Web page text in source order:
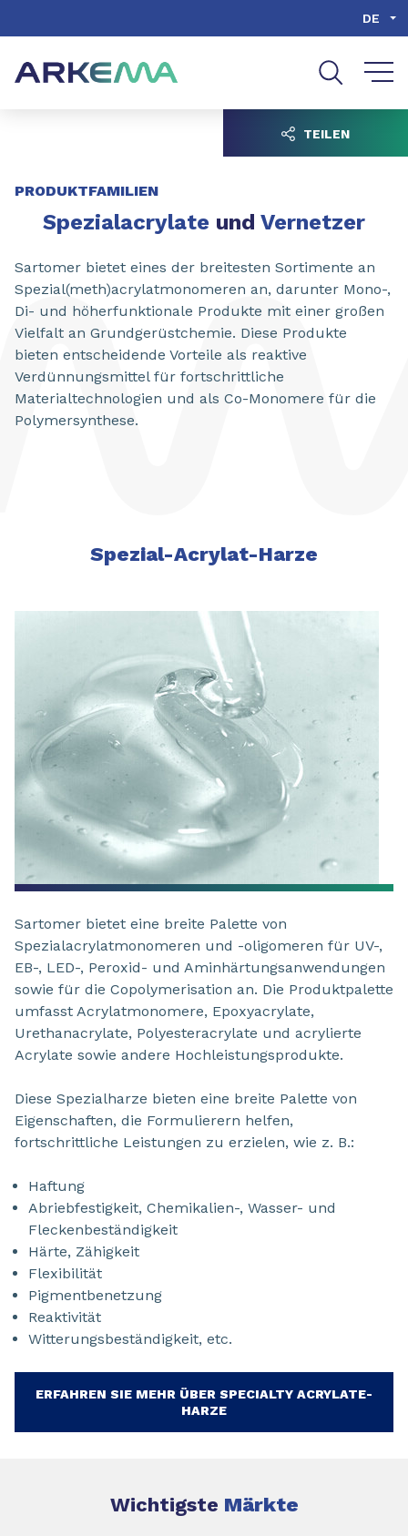
DE
PRODUKTFAMILIEN
Spezialacrylate und Vernetzer
Sartomer bietet eines der breitesten Sortimente an
Spezial(meth)acrylatmonomeren an, darunter Mono-,
Di- und höherfunktionale Produkte mit einer großen
Vielfalt an Grundgerüstchemie. Diese Produkte
bieten entscheidende Vorteile als reaktive
Verdünnungsmittel für fortschrittliche
Materialtechnologien und als Co-Monomere für die
Polymersynthese.
TEILEN
Spezial-Acrylat-Harze
Sartomer bietet eine breite Palette von
Spezialacrylatmonomeren und -oligomeren für UV-,
EB-, LED-, Peroxid- und Aminhärtungsanwendungen
sowie für die Copolymerisation an. Die Produktpalette
umfasst Acrylatmonomere, Epoxyacrylate,
Urethanacrylate, Polyesteracrylate und acrylierte
Acrylate sowie andere Hochleistungsprodukte.
Diese Spezialharze bieten eine breite Palette von
Eigenschaften, die Formulierern helfen,
fortschrittliche Leistungen zu erzielen, wie z. B.:
Haftung
Abriebfestigkeit, Chemikalien-, Wasser- und
Fleckenbeständigkeit
Härte, Zähigkeit
Flexibilität
Pigmentbenetzung
Reaktivität
Witterungsbeständigkeit, etc.
ERFAHREN SIE MEHR ÜBER SPECIALTY ACRYLATE-
HARZE
Wichtigste Märkte